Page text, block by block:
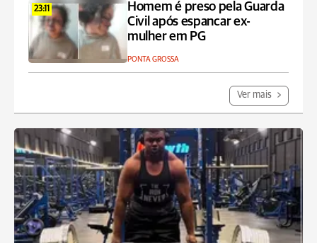
23:11
Homem é preso pela Guarda
Civil após espancar ex-
mulher em PG
PONTA GROSSA
Ver mais